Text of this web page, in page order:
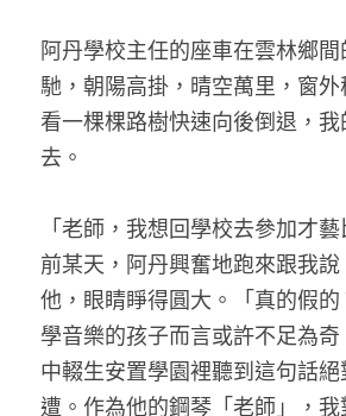
解惑之窗
母語葡萄園
好書櫥窗
厝邊頭尾
家書
阿丹學校主任的座車在雲林鄉
馳，朝陽高掛，晴空萬里，窗外
看一棵棵路樹快速向後倒退，
去。
「老師，我想回學校去參加才
前某天，阿丹興奮地跑來跟我
他，眼睛睜得圓大。「真的假
學音樂的孩子而言或許不足為奇
中輟生安置學園裡聽到這句話
遭。作為他的鋼琴「老師」，